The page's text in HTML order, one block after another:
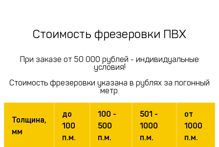
Стоимость фрезеровки ПВХ
При заказе от 50 000 рублей - индивидуальные
условия!
Стоимость фрезеровки указана в рублях за погонный
метр.
Толщина,
мм
до
100
п.м.
100 -
500
п.м.
501 -
1000
п.м.
от
1000
п.м.